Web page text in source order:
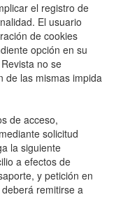
el registro de
El usuario
de cookies
opción en su
no se
de las mismas impida
de acceso,
solicitud
la siguiente
a efectos de
y petición en
remitirse a